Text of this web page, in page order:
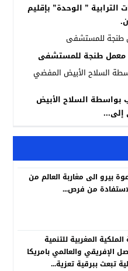
الترابية ” الوحدة” بإقليم
معمل طنجة للمستشفى
السلاح الأبيض
إلى...
بيرو الى مغاربة العالم من
من فرص...
الملكية المغربية للتنمية
الإفريقي والعالمي بامريكا
تبعث ببرقية تعزية...